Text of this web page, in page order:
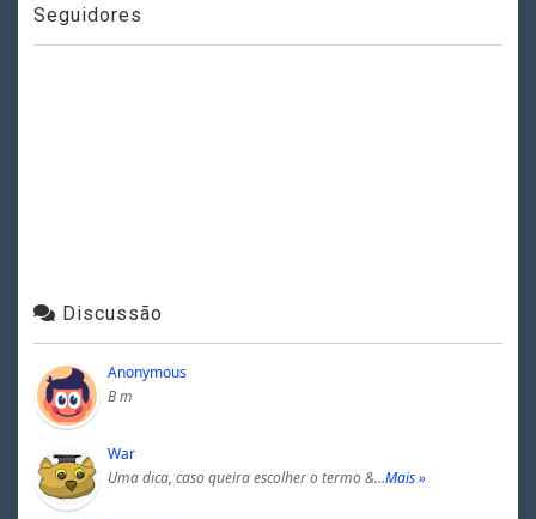
Seguidores
Discussão
Anonymous
B m
War
Uma dica, caso queira escolher o termo &…Mais »